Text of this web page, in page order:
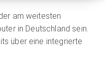
am weitesten
in Deutschland sein.
über eine integrierte